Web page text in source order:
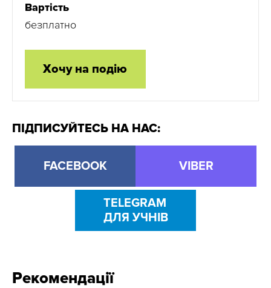
Вартість
безплатно
Хочу на подію
ПІДПИСУЙТЕСЬ НА НАС:
FACEBOOK VIBER
TELEGRAM
ДЛЯ УЧНІВ
Рекомендації